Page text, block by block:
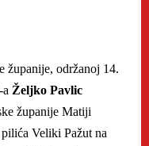
županije, održanoj 14.
Željko Pavlic
županije Matiji
Veliki Pažut na